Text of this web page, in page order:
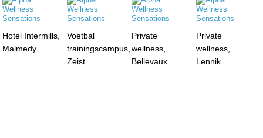
Hotel Intermills,
Malmedy
Voetbal
trainingscampus,
Zeist
Private
wellness,
Bellevaux
Private
wellness,
Lennik